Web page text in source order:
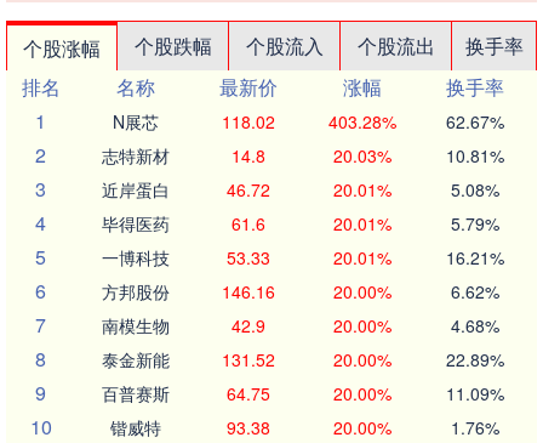
个股涨幅 个股跌幅 个股流入 个股流出
换手率
排名
名称 最新价 涨幅
换手率
1
N展芯 118.02 403.28% 62.67%
2 志特新材 14.8 20.03% 10.81%
3 近岸蛋白 46.72 20.01% 5.08%
4 毕得医药 61.6 20.01% 5.79%
5 一博科技 53.33 20.01% 16.21%
6 方邦股份 146.16 20.00% 6.62%
7 南模生物 42.9 20.00% 4.68%
8 泰金新能 131.52 20.00% 22.89%
9 百普赛斯 64.75 20.00% 11.09%
10 锴威特 93.38 20.00% 1.76%